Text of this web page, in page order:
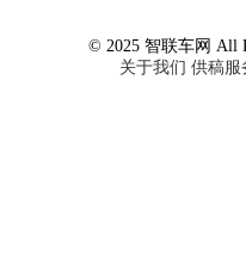
© 2025 智联车网 All
关于我们 供稿服